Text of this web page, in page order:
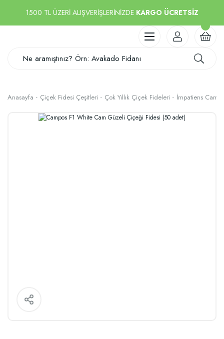
1500 TL ÜZERİ ALIŞVERİŞLERİNİZDE KARGO ÜCRETSİZ
Anasayfa Çiçek Fidesi Çeşitleri Çok Yıllık Çiçek Fideleri İmpatiens Cam